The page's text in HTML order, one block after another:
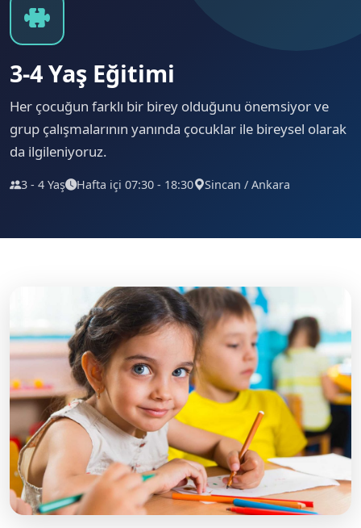
3-4 Yaş Eğitimi
Her çocuğun farklı bir birey olduğunu önemsiyor ve
grup çalışmalarının yanında çocuklar ile bireysel olarak
da ilgileniyoruz.
3 - 4 Yaş Hafta içi 07:30 - 18:30 Sincan / Ankara